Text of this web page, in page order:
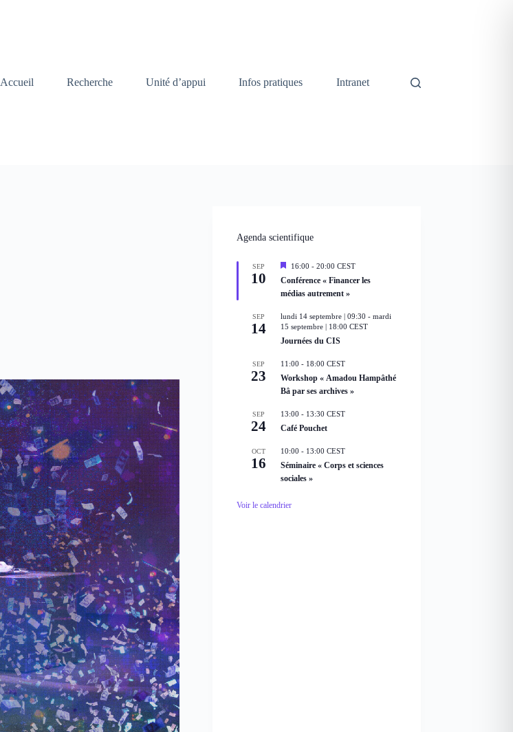
Accueil Recherche Unité d’appui Infos pratiques Intranet
Agenda scientifique
SEP
10
M
s
e
a
v
16:00 -20:00 CEST
Conférence « Financer les
médias autrement »
SEP
14
lundi 14 septembre | 09:30 -mardi
15 septembre | 18:00 CEST
Journées du CIS
SEP
23
11:00 - 18:00 CEST
Workshop « Amadou Hampâthé
Bâ par ses archives »
SEP
24
13:00 - 13:30 CEST
Café Pouchet
OCT
16
10:00 - 13:00 CEST
Séminaire « Corps et sciences
sociales »
Voir le calendrier